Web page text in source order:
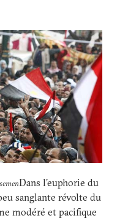
Dans l’euphorie du
sanglante révolte du
modéré et pacifique